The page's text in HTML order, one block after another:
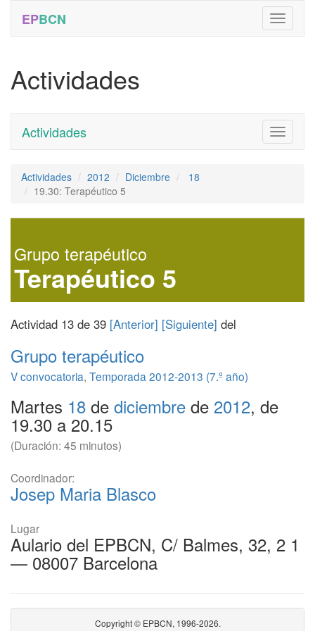
EPBCN
Actividades
Toggle
Actividades
Actividades 2012 Diciembre
18
19.30: Terapéutico 5
Grupo terapéutico
Terapéutico 5
Actividad 13 de 39 [Anterior] [Siguiente] del
Grupo terapéutico
V convocatoria, Temporada 2012-2013 (7.º año)
Martes 18 de diciembre de 2012, de
19.30 a 20.15
(Duración: 45 minutos)
Coordinador:
Josep Maria Blasco
Lugar
Aulario del EPBCN, C/ Balmes, 32, 2 1
— 08007 Barcelona
Copyright © EPBCN, 1996-2026.